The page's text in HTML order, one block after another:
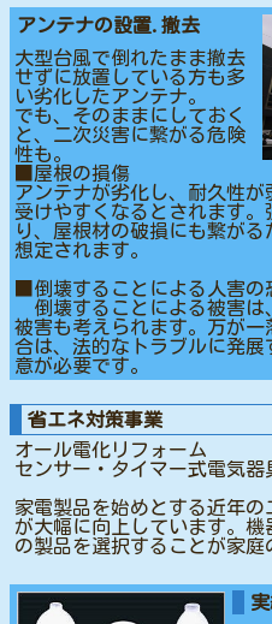
アンテナの設置.撤去
大型台風で倒れたまま撤去
せずに放置している方も多
い劣化したアンテナ。
でも、そのままにしておく
と、二次災害に繋がる危険
性も。
■屋根の損傷
アンテナが劣化し、耐久性
受けやすくなるとされます
り、屋根材の破損にも繋が
想定されます。
■倒壊することによる人害の
倒壊することによる被害は
被害も考えられます。万が
合は、法的なトラブルに発
意が必要です。
省エネ対策事業
オール電化リフォーム
センサー・タイマー式電気器
家電製品を始めとする近年
が大幅に向上しています。
の製品を選択することが家庭